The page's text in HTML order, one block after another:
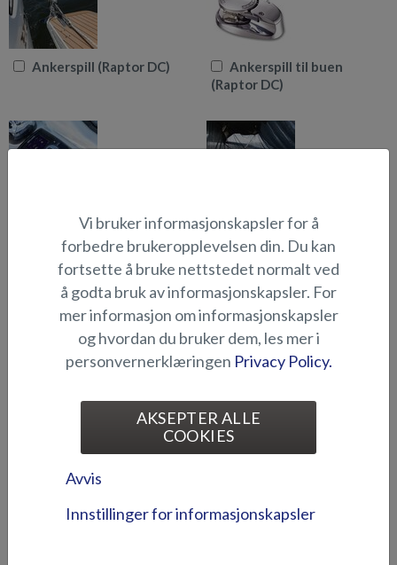
Ankerspill (Raptor DC)
Ankerspill til buen
(Raptor DC)
båttrimsystem (Raptor
(Raptor DC)
Comfort Pack - Raptor
Dometic CRD50 -
musikkspiller + 4
Vi bruker informasjonskapsler for å
forbedre brukeropplevelsen din. Du kan
fortsette å bruke nettstedet normalt ved
å godta bruk av informasjonskapsler. For
mer informasjon om informasjonskapsler
og hvordan du bruker dem, les mer i
personvernerklæringen Privacy Policy.
AKSEPTER ALLE
COOKIES
Avvis
Innstillinger for informasjonskapsler